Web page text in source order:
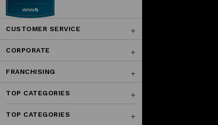
CUSTOMER SERVICE
CORPORATE
FRANCHISING
TOP CATEGORIES
TOP CATEGORIES